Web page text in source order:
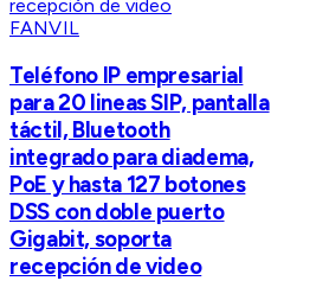
FANVIL
Teléfono IP empresarial
para 20 lineas SIP, pantalla
táctil, Bluetooth
integrado para diadema,
PoE y hasta 127 botones
DSS con doble puerto
Gigabit, soporta
recepción de video